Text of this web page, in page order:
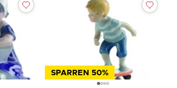
SPARREN 50%